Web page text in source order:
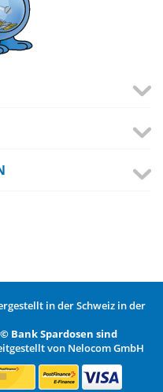
in der Schweiz in der
Bank Spardosen sind
von Nelocom GmbH